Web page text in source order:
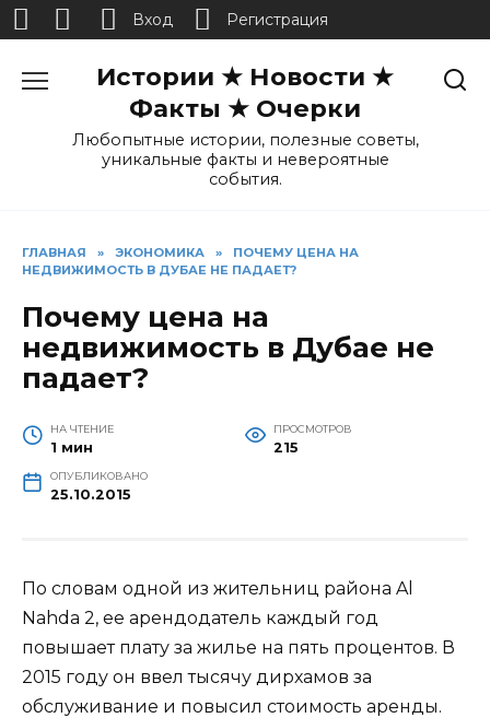
Истории ★ Новости ★
Факты ★ Очерки
Любопытные истории, полезные советы,
уникальные факты и невероятные
события.
ГЛАВНАЯ » ЭКОНОМИКА »
ПОЧЕМУ ЦЕНА НА
НЕДВИЖИМОСТЬ В ДУБАЕ НЕ ПАДАЕТ?
Почему цена на
недвижимость в Дубае не
падает?
НА ЧТЕНИЕ
1 мин
ПРОСМОТРОВ
215
ОПУБЛИКОВАНО
25.10.2015
По словам одной из жительниц района Al
Nahda 2, ее арендодатель каждый год
повышает плату за жилье на пять процентов. В
2015 году он ввел тысячу дирхамов за
обслуживание и повысил стоимость аренды.
Вход Регистрация